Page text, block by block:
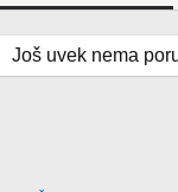
Još uvek nema